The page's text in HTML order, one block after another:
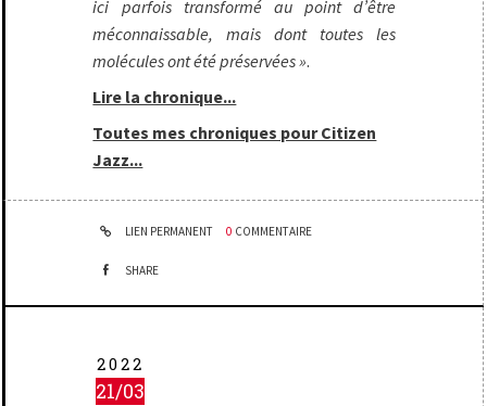
ici parfois transformé au point d’être
méconnaissable, mais dont toutes les
molécules ont été préservées ».
Lire la chronique...
Toutes mes chroniques pour Citizen
Jazz...
LIEN PERMANENT 0 COMMENTAIRE
SHARE
2022
21/03